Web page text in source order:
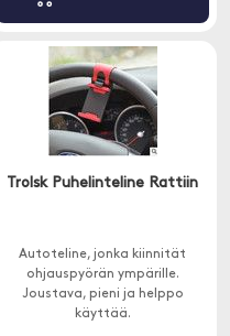
Trolsk Puhelinteline Rattiin
Autoteline, jonka kiinnität
ohjauspyörän ympärille.
Joustava, pieni ja helppo
käyttää.